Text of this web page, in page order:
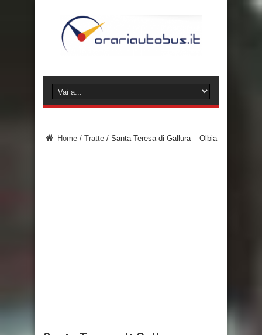
Home / Tratte / Santa Teresa di Gallura – Olbia